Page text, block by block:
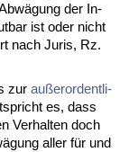
der In­
ist oder nicht
nach Ju­ris, Rz.
zur außer­or­dent­li­
es, dass
Ver­hal­ten doch
al­ler für und